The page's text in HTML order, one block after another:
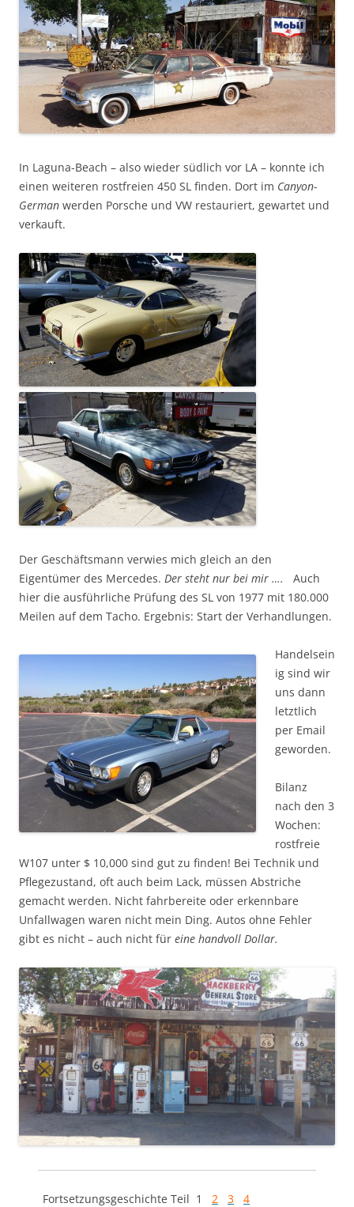
In Laguna-Beach – also wieder südlich vor LA – konnte ich
einen weiteren rostfreien 450 SL finden. Dort im Canyon-
German werden Porsche und VW restauriert, gewartet und
verkauft.
Der Geschäftsmann verwies mich gleich an den
Eigentümer des Mercedes. Der steht nur bei mir …. Auch
hier die ausführliche Prüfung des SL von 1977 mit 180.000
Meilen auf dem Tacho. Ergebnis: Start der Verhandlungen.
Handelsein
ig sind wir
uns dann
letztlich
per Email
geworden.
Bilanz
nach den 3
Wochen:
rostfreie
W107 unter $ 10,000 sind gut zu finden! Bei Technik und
Pflegezustand, oft auch beim Lack, müssen Abstriche
gemacht werden. Nicht fahrbereite oder erkennbare
Unfallwagen waren nicht mein Ding. Autos ohne Fehler
gibt es nicht – auch nicht für eine handvoll Dollar.
Fortsetzungsgeschichte Teil 1 2 3 4